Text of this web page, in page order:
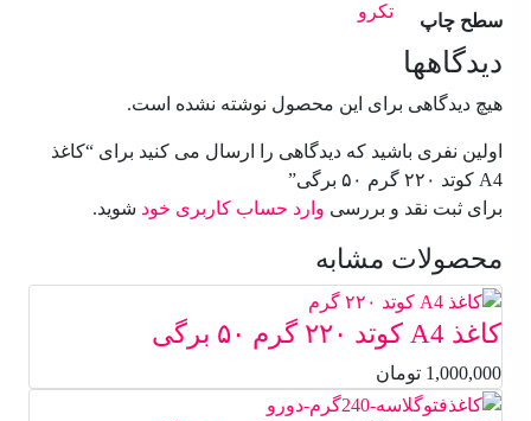
سطح چاپ تکرو
دیدگاهها
هیچ دیدگاهی برای این محصول نوشته نشده است.
اولین نفری باشید که دیدگاهی را ارسال می کنید برای “کاغذ
A4 کوتد ۲۲۰ گرم ۵۰ برگی”
برای ثبت نقد و بررسی وارد حساب کاربری خود شوید.
محصولات مشابه
کاغذ A4 کوتد ۲۲۰ گرم ۵۰ برگی
1,000,000 تومان